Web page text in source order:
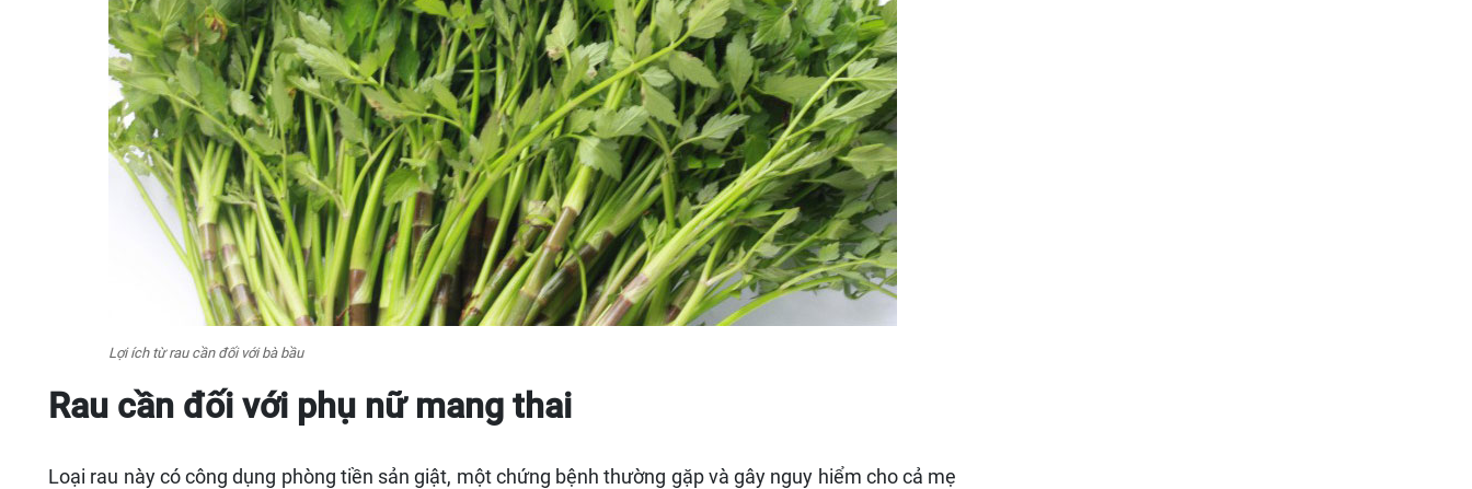
Lợi ích từ rau cần đối với bà bầu
Rau cần đối với phụ nữ mang thai
Loại rau này có công dụng phòng tiền sản giật, một chứng bệnh thường gặp và gây nguy hiểm cho cả mẹ